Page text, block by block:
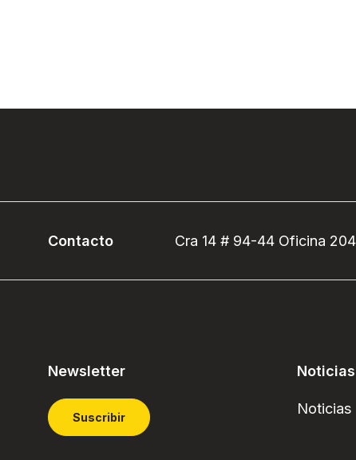
Contacto Cra 14 # 94-44 Oficina 204
Newsletter
Suscribir
Noticias
Noticias